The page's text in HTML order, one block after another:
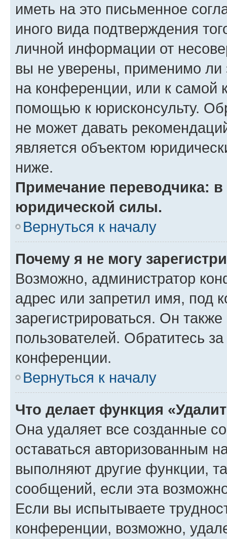
иметь на это письменное
иного вида подтверждения
личной информации от
вы не уверены, применимо ли
на конференции, или к самой
помощью к юрисконсульту.
не может давать
является объектом
ниже.
Примечание переводчика:
юридической силы.
Вернуться к началу
Почему я не могу
Возможно, администратор
адрес или запретил имя, под
зарегистрироваться. Он
пользователей. Обратитесь
конференции.
Вернуться к началу
Что делает функция
Она удаляет все созданные
оставаться авторизованным
выполняют другие функции,
сообщений, если эта
Если вы испытываете
конференции, возможно,